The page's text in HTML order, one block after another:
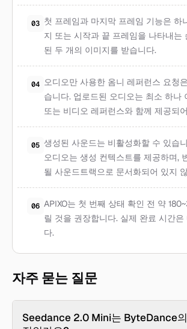
03 첫 프레임과 마지막 프레임 기능은 하
지 또는 시작과 끝 프레임을 나타내는
된 두 개의 이미지를 받습니다.
04 오디오만 사용한 옴니 레퍼런스 요청
습니다. 업로드된 오디오는 최소 하나
또는 비디오 레퍼런스와 함께 제공되
05 생성된 사운드는 비활성화할 수 있습
오디오는 생성 컨텍스트를 제공하며,
될 사운드트랙으로 문서화되어 있지
06 APIXO는 첫 번째 상태 확인 전 약
릴 것을 권장합니다. 실제 완료 시간은
다.
자주 묻는 질문
Seedance 2.0 Mini는 ByteDance